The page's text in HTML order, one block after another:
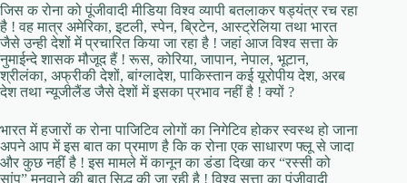
जिस क रोना को पूंजीवादी मीडिया विश्व व्यापी बतलाकर षड्यंत्र रच रहा
है ! वह मात्र अमेरिका, इटली, स्पेन, ब्रिटेन, आस्ट्रेलिया तथा भारत
जैसे उन्ही देशों में प्रचारित किया जा रहा है ! जहां आज विश्व सत्ता के
नुमाईन्दे शासक मौजूद हैं ! रूस, कोरिया, जापान, नेपाल, भूटान,
श्रीलंका, अफ्रीकी देशों, बांग्लादेश, पाकिस्तान कई यूरोपीय देश, अरब
देश तथा न्यूजीलैंड जैसे देशों में इसका प्रभाव नहीं है ! क्यों ?
भारत में हजारों क रोना पाजिटिव लोगों का निगेटिव होकर स्वस्थ हो जाना
अपने आप में इस बात का प्रमाण है कि क रोना एक साधारण फ्लू से जादा
और कुछ नहीं है ! इस मामले में कानून का डंडा दिखा कर “रस्सी को
सांप” मनवाने की बात सिद्ध की जा रही है ! विश्व सत्ता का पूंजीवादी